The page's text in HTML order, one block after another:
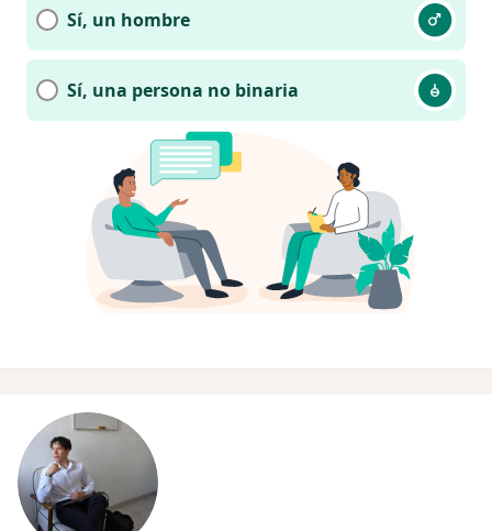
Sí, un hombre
Sí, una persona no binaria